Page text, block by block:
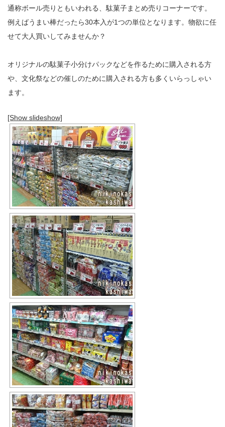
通称ボール売りともいわれる、駄菓子まとめ売りコーナーです。
例えばうまい棒だったら30本入が1つの単位となります。物欲に任
せて大人買いしてみませんか？
オリジナルの駄菓子小分けパックなどを作るために購入される方
や、文化祭などの催しのために購入される方も多くいらっしゃい
ます。
[Show slideshow]